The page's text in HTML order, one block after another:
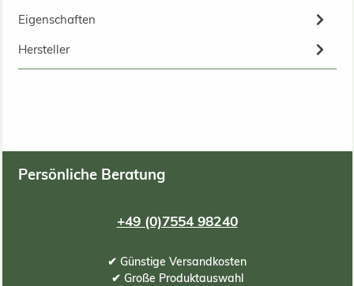
Eigenschaften
Hersteller
Persönliche Beratung
+49 (0)7554 98240
✔ Günstige Versandkosten
✔ Große Produktauswahl